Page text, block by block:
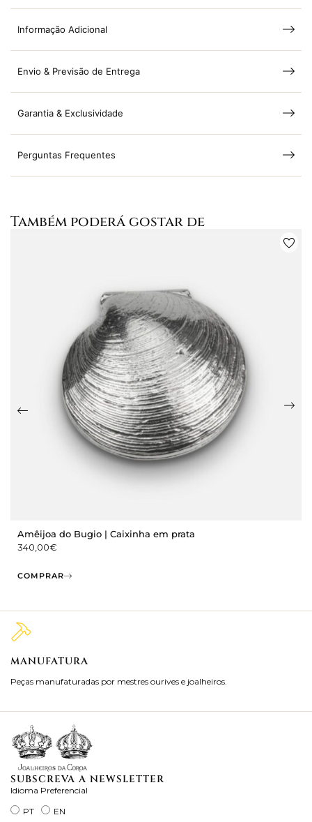
Informação Adicional
Envio & Previsão de Entrega
Garantia & Exclusividade
Perguntas Frequentes
Também poderá gostar de
Amêijoa do Bugio | Caixinha em prata
340,00€
COMPRAR
MANUFATURA
Peças manufaturadas por mestres ourives e joalheiros.
SUBSCREVA A NEWSLETTER
Idioma Preferencial
PT
EN